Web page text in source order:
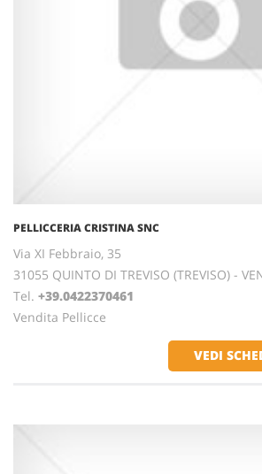
PELLICCERIA CRISTINA SNC
Via XI Febbraio, 35
31055 QUINTO DI TREVISO (TREVISO) -
Tel. +39.0422370461
Vendita Pellicce
VEDI